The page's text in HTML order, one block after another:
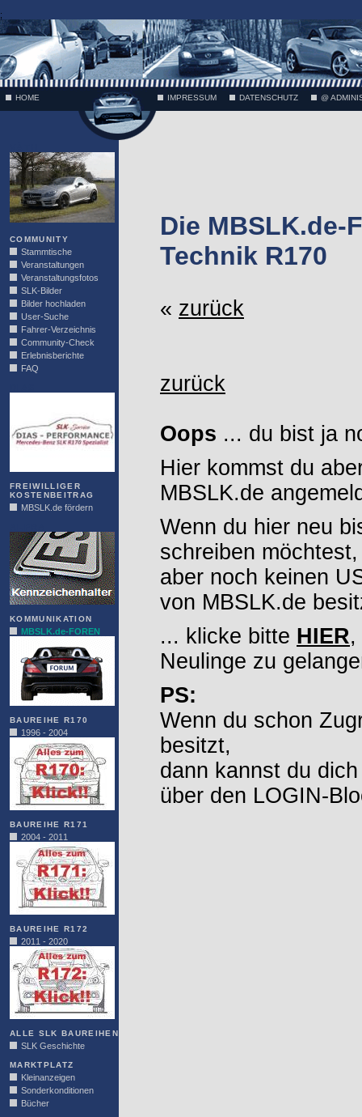
;
HOME IMPRESSUM DATENSCHUTZ @
COMMUNITY
Stammtische
Veranstaltungen
Veranstaltungsfotos
SLK-Bilder
Bilder hochladen
User-Suche
Fahrer-Verzeichnis
Community-Check
Erlebnisberichte
FAQ
FREIWILLIGER
KOSTENBEITRAG
MBSLK.de fördern
KOMMUNIKATION
MBSLK.de-FOREN
BAUREIHE R170
1996 - 2004
BAUREIHE R171
2004 - 2011
BAUREIHE R172
2011 - 2020
ALLE SLK BAUREIHEN
SLK Geschichte
MARKTPLATZ
Kleinanzeigen
Sonderkonditionen
Bücher
Die MBSLK.de-
Technik R170
« zurück
zurück
Oops ... du bist ja
Hier kommst du
MBSLK.de
Wenn du hier neu
schreiben möchtest,
aber noch keinen
von MBSLK.de
... klicke bitte HIER,
Neulinge zu
PS:
Wenn du schon
besitzt,
dann kannst du
über den LOGIN-